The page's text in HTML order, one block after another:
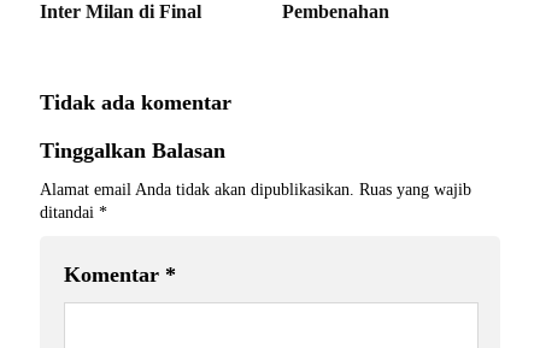
Inter Milan di Final
Pembenahan
Tidak ada komentar
Tinggalkan Balasan
Alamat email Anda tidak akan dipublikasikan. Ruas yang wajib
ditandai *
Komentar *